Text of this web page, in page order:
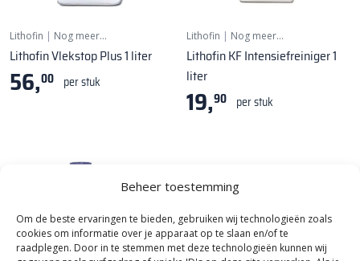
Beheer toestemming
Om de beste ervaringen te bieden, gebruiken wij technologieën zoals
cookies om informatie over je apparaat op te slaan en/of te
raadplegen. Door in te stemmen met deze technologieën kunnen wij
Lithofin | Nog meer…
Lithofin Vlekstop Plus 1 liter
56,00 per stuk
Lithofin | Nog meer…
Lithofin KF Intensiefreiniger 1
liter
19,90 per stuk